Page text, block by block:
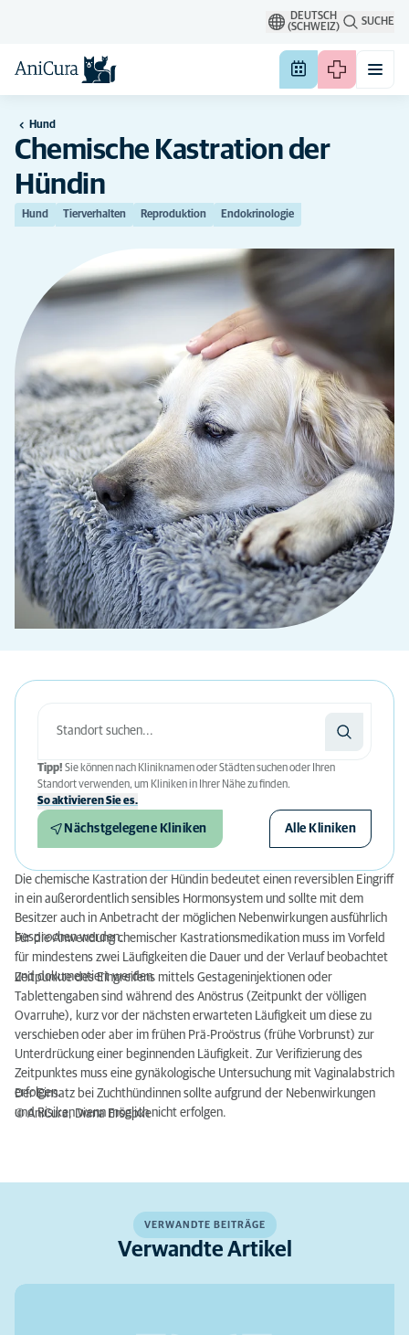
DEUTSCH
(SCHWEIZ)
SUCHE
Hund
Chemische Kastration der
Hündin
Hund Tierverhalten Reproduktion Endokrinologie
Tipp! Sie können nach Kliniknamen oder Städten suchen oder Ihren
Standort verwenden, um Kliniken in Ihrer Nähe zu finden.
So aktivieren Sie es.
Nächstgelegene Kliniken Alle Kliniken
Die chemische Kastration der Hündin bedeutet einen reversiblen Eingriff
in ein außerordentlich sensibles Hormonsystem und sollte mit dem
Besitzer auch in Anbetracht der möglichen Nebenwirkungen ausführlich
besprochen werden.
Für die Anwendung chemischer Kastrationsmedikation muss im Vorfeld
für mindestens zwei Läufigkeiten die Dauer und der Verlauf beobachtet
und dokumentiert werden.
Zeitpunkte des Eingreifens mittels Gestageninjektionen oder
Tablettengaben sind während des Anöstrus (Zeitpunkt der völligen
Ovarruhe), kurz vor der nächsten erwarteten Läufigkeit um diese zu
verschieben oder aber im frühen Prä-Proöstrus (frühe Vorbrunst) zur
Unterdrückung einer beginnenden Läufigkeit. Zur Verifizierung des
Zeitpunktes muss eine gynäkologische Untersuchung mit Vaginalabstrich
erfolgen.
Der Einsatz bei Zuchthündinnen sollte aufgrund der Nebenwirkungen
und Risiken wenn möglich nicht erfolgen.
© AniCura, Diana Ersepke
VERWANDTE BEITRÄGE
Verwandte Artikel